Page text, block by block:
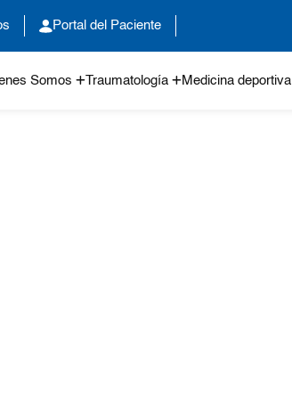
Portal del Paciente
Somos Traumatología Medicina deportiva